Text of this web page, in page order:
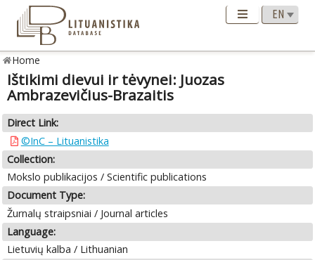
Home
Ištikimi dievui ir tėvynei: Juozas
Ambrazevičius-Brazaitis
Direct Link:
©InC – Lituanistika
Collection:
Mokslo publikacijos / Scientific publications
Document Type:
Žurnalų straipsniai / Journal articles
Language:
Lietuvių kalba / Lithuanian